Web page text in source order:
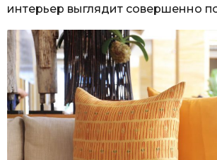
интерьер выглядит совершенно